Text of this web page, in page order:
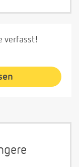
verfasst!